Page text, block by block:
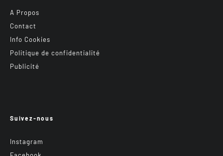
A Propos
Contact
Info Cookies
Politique de confidentialité
Publicité
Suivez-nous
Instagram